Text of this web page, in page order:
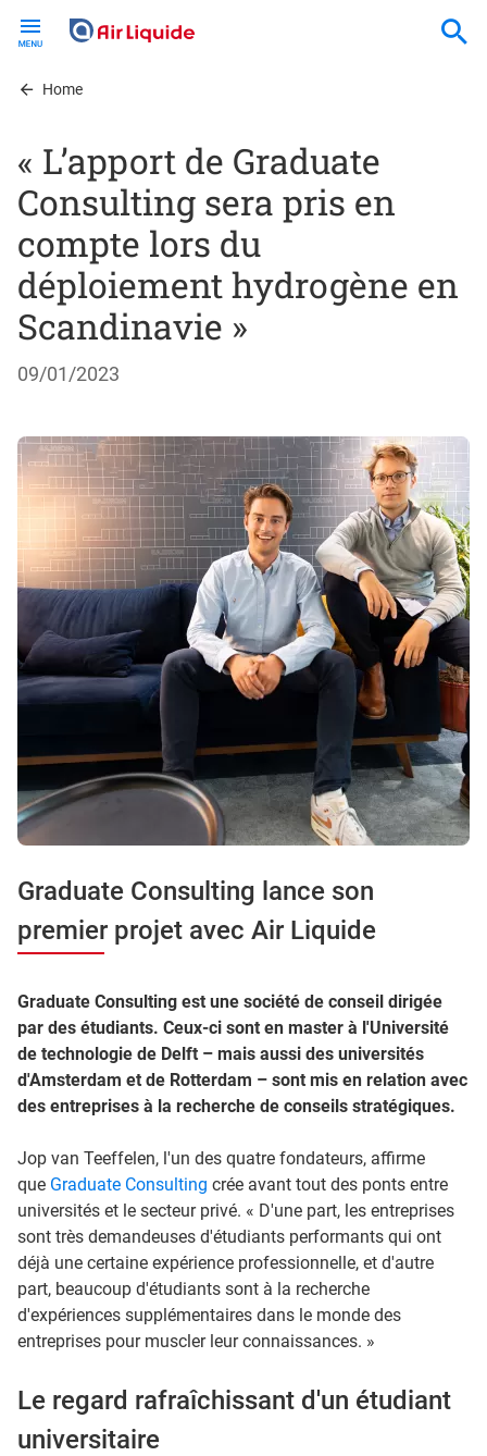
contentHome
« L’apport de Graduate
Consulting sera pris en
compte lors du
déploiement hydrogène en
Scandinavie »
09/01/2023
Graduate Consulting lance son
premier projet avec Air Liquide
Graduate Consulting est une société de conseil dirigée
par des étudiants. Ceux-ci sont en master à l'Université
de technologie de Delft – mais aussi des universités
d'Amsterdam et de Rotterdam – sont mis en relation avec
des entreprises à la recherche de conseils stratégiques.
Jop van Teeffelen, l'un des quatre fondateurs, affirme
que Graduate Consulting crée avant tout des ponts entre
universités et le secteur privé. « D'une part, les entreprises
sont très demandeuses d'étudiants performants qui ont
déjà une certaine expérience professionnelle, et d'autre
part, beaucoup d'étudiants sont à la recherche
d'expériences supplémentaires dans le monde des
entreprises pour muscler leur connaissances. »
Le regard rafraîchissant d'un étudiant
universitaire